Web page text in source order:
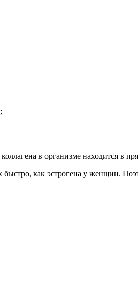
в организме находится в
как эстрогена у женщин.